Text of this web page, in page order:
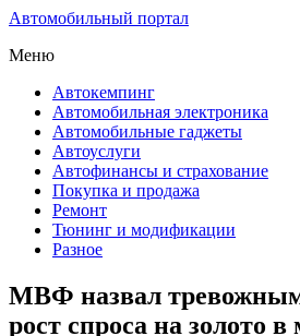
Автомобильный портал
Меню
Автокемпинг
Автомобильная электроника
Автомобильные гаджеты
Автоуслуги
Автофинансы и страхование
Покупка и продажа
Ремонт
Тюнинг и модификации
Разное
МВФ назвал
рост спроса на золото в